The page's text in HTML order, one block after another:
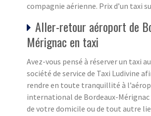
compagnie aérienne. Prix d’un taxi
Aller-retour aéroport de
Mérignac en taxi
Avez-vous pensé à réserver un taxi
société de service de Taxi Ludivine
rendre en toute tranquillité à
international de Bordeaux-Mérignac
de votre domicile ou de tout autre